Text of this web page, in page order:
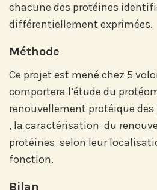
chacune des protéines
différentiellement exprimées.
Méthode
Ce projet est mené chez 5
comportera l’étude du
renouvellement protéique
, la caractérisation du
protéines selon leur
fonction.
Bilan
Abonnez-vous à notre
LinkedIn pour suivre
événements et les